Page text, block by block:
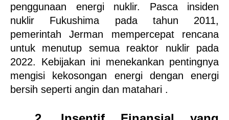
penggunaan energi nuklir. Pasca insiden
nuklir Fukushima pada tahun 2011,
pemerintah Jerman mempercepat rencana
untuk menutup semua reaktor nuklir pada
2022. Kebijakan ini menekankan pentingnya
mengisi kekosongan energi dengan energi
bersih seperti angin dan matahari .